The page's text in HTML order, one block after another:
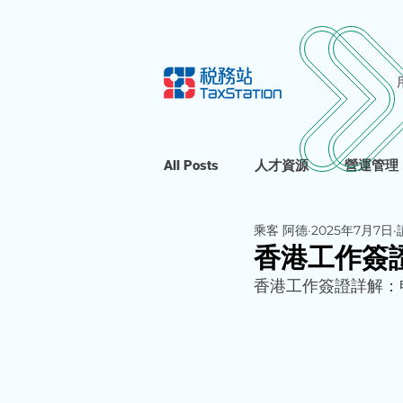
All Posts 人才資源 營運管理
香港工作簽
乘客 阿德 2025年7月7日
香港工作簽證詳解